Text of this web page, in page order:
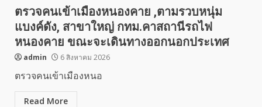
ตรวจคนเข้าเมืองหนองคาย ,ตามรวบหนุ่ม
แบงค์ดัง, สาขาใหญ่ กทม.คาสถานีรถไฟ
หนองคาย ขณะจะเดินทางออกนอกประเทศ
admin 6 สิงหาคม 2026
ตรวจคนเข้าเมืองหนอ
Read More